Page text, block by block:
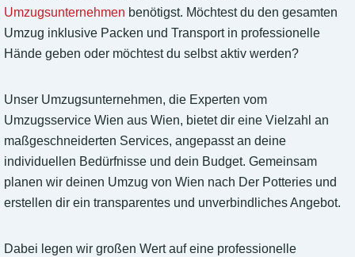
Umzugsunternehmen benötigst. Möchtest du den gesamten
Umzug inklusive Packen und Transport in professionelle
Hände geben oder möchtest du selbst aktiv werden?
Unser Umzugsunternehmen, die Experten vom
Umzugsservice Wien aus Wien, bietet dir eine Vielzahl an
maßgeschneiderten Services, angepasst an deine
individuellen Bedürfnisse und dein Budget. Gemeinsam
planen wir deinen Umzug von Wien nach Der Potteries und
erstellen dir ein transparentes und unverbindliches Angebot.
Dabei legen wir großen Wert auf eine professionelle